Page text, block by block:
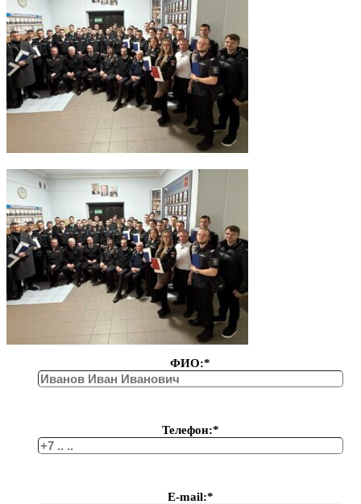
ФИО:*
Телефон:*
Е-mail:*